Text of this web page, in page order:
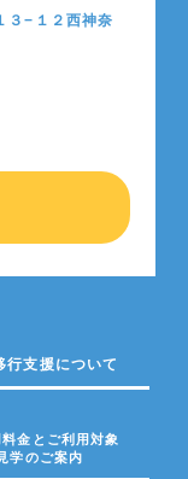
３−１２西神奈
行支援について
料金とご利用対象
学のご案内